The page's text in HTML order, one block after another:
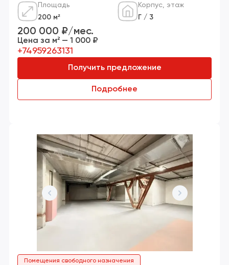
Площадь
200 м²
Корпус, этаж
Г / 3
200 000 ₽/мес.
Цена за м² — 1 000 ₽
+74959263131
Получить предложение
Подробнее
Помещения свободного назначения